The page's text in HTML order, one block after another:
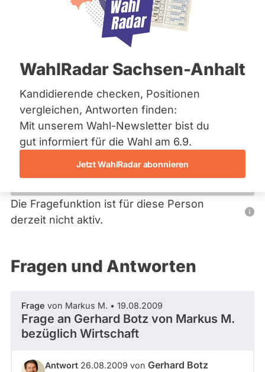
Bremen
Hamburg
Mecklenburg-Vorpommern
Nordrhein-Westfalen
Saarland
Sachsen
Sachsen-Anhalt
Sachsen-Anhalt
Schleswig-Holstein
Thüringen
Archiv
Über uns
WahlRadar Sachsen-Anhalt
Kandidierende checken, Positionen
vergleichen, Antworten finden:
Mit unserem Wahl-Newsletter bist du
gut informiert für die Wahl am 6.9.
Jetzt WahlRadar abonnieren
Reiter
Gerhard Botz
SPD
Dieser Politiker hat kein aktuelles und kein zukünftiges
Mandat und keine Direktandidatur auf Landes-, Bundes-
oder EU-Ebene. Mögliche Kandidaturen über eine
Wahlliste werden bei uns nicht erfasst.
Die Fragefunktion ist für diese Person
derzeit nicht aktiv.
Nur
aktiven
oder
Mandaten
können
abgeordnetenwatch
Fragen und Antworten
Frage von Markus M. • 19.08.2009
Frage an Gerhard Botz von Markus M.
bezüglich Wirtschaft
Antwort 26.08.2009 von Gerhard Botz